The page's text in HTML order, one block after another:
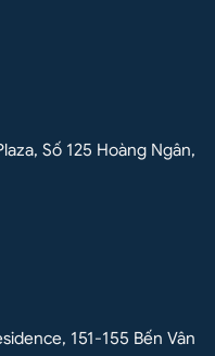
Số 125 Hoàng Ngân,
151-155 Bến Vân